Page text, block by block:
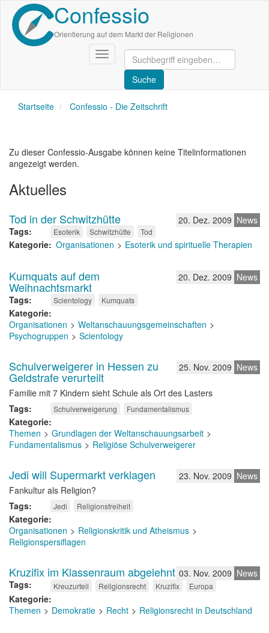
Direkt
zum
Inhalt
Confessio
Orientierung auf dem Markt der Religionen
Navigation
aktivieren/deaktivieren
Startseite Confessio - Die Zeitschrift
Zu dieser Confessio-Ausgabe können keine Titelinformationen
angezeigt werden.
Aktuelles
News
20. Dez. 2009
Tod in der Schwitzhütte
Tags Esoterik Schwitzhütte Tod
Kategorie Organisationen Esoterik und spirituelle Therapien
News
20. Dez. 2009
Kumquats auf dem
Weihnachtsmarkt
Tags Scientology Kumquats
Kategorie
Organisationen
Weltanschauungsgemeinschaften
Psychogruppen
Scientology
News
25. Nov. 2009
Schulverweigerer in Hessen zu
Geldstrafe verurteilt
Familie mit 7 Kindern sieht Schule als Ort des Lasters
Tags
Schulverweigerung Fundamentalismus
Kategorie
Themen
Grundlagen der Weltanschauungsarbeit
Fundamentalismus
Religiöse Schulverweigerer
News
23. Nov. 2009
Jedi will Supermarkt verklagen
Fankultur als Religion?
Tags
Jedi Religionsfreiheit
Kategorie
Organisationen
Religionskritik und Atheismus
Religionspersiflagen
News
03. Nov. 2009
Kruzifix im Klassenraum abgelehnt
Tags Kreuzurteil Religionsrecht Kruzifix Europa
Kategorie
Themen
Demokratie Recht Religionsrecht in Deutschland